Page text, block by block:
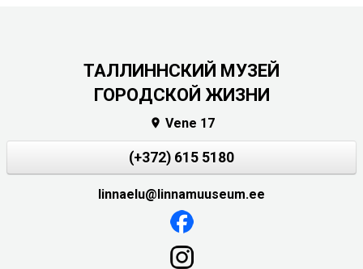
ТАЛЛИННСКИЙ МУЗЕЙ
ГОРОДСКОЙ ЖИЗНИ
 Vene 17
(+372) 615 5180
linnaelu@linnamuuseum.ee